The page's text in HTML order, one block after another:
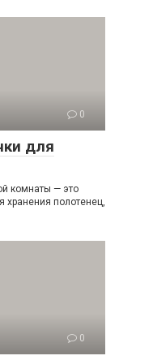
0
для
комнаты — это
хранения полотенец,
0